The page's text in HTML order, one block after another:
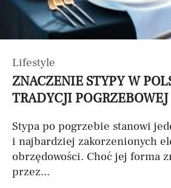
Lifestyle
ZNACZENIE STYPY W
TRADYCJI POGRZEBOWEJ
Stypa po pogrzebie stanowi
i najbardziej zakorzenionych
obrzędowości. Choć jej forma
przez...